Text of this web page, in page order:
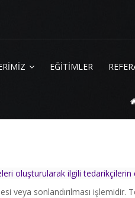
EĞİTİMLER
oluşturularak ilgili tedarikçilerin
sonlandırılması